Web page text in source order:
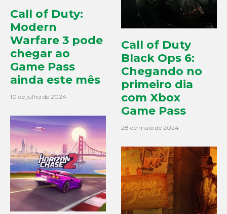
Call of Duty:
Modern
Warfare 3 pode
chegar ao
Game Pass
ainda este mês
10 de julho de 2024
Call of Duty
Black Ops 6:
Chegando no
primeiro dia
com Xbox
Game Pass
28 de maio de 2024